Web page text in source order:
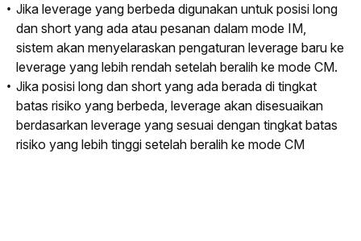
Jika leverage yang berbeda digunakan untuk posisi long
dan short yang ada atau pesanan dalam mode IM,
sistem akan menyelaraskan pengaturan leverage baru ke
leverage yang lebih rendah setelah beralih ke mode CM.
Jika posisi long dan short yang ada berada di tingkat
batas risiko yang berbeda, leverage akan disesuaikan
berdasarkan leverage yang sesuai dengan tingkat batas
risiko yang lebih tinggi setelah beralih ke mode CM